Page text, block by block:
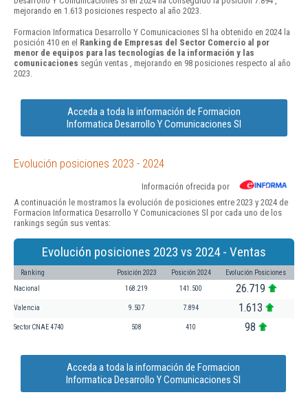
mejorando en 1.613 posiciones respecto al año 2023.
Formacion Informatica Desarrollo Y Comunicaciones Sl ha obtenido en 2024 la
posición 410 en el Ranking de Empresas del Sector Comercio al por
menor de equipos para las tecnologías de la información y las
comunicaciones según ventas , mejorando en 98 posiciones respecto al año
2023.
Acceda a toda la información de Formacion
Informatica Desarrollo Y Comunicaciones Sl
Evolución posiciones 2023 - 2024
Información ofrecida por
A continuación le mostramos la evolución de posiciones entre 2023 y 2024 de
Formacion Informatica Desarrollo Y Comunicaciones Sl por cada uno de los
rankings según sus ventas:
Evolución posiciones 2023 vs 2024 - Ventas
Ranking Posición 2023 Posición 2024 Evolución Posiciones
Nacional 168.219 141.500 26.719
Valencia 9.507 7.894 1.613
Sector CNAE 4740 508 410 98
Acceda a toda la información de Formacion
Informatica Desarrollo Y Comunicaciones Sl